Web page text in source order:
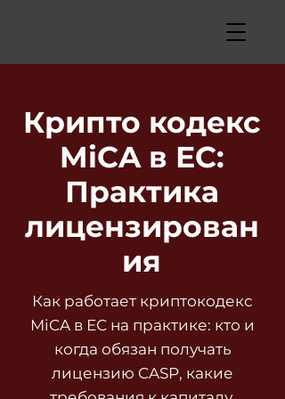
Крипто кодекс
MiCA в ЕС:
Практика
лицензирован
ия
Как работает криптокодекс
MiCA в ЕС на практике: кто и
когда обязан получать
лицензию CASP, какие